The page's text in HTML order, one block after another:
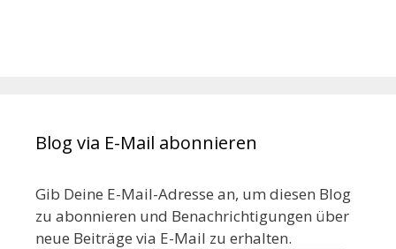
Blog via E-Mail abonnieren
Gib Deine E-Mail-Adresse an, um diesen Blog
zu abonnieren und Benachrichtigungen über
neue Beiträge via E-Mail zu erhalten.